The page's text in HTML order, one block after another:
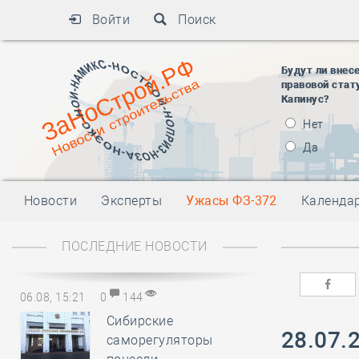
Войти Поиск
Будут ли
правовой
Капинус?
Нет
Да
Новости Эксперты Ужасы ФЗ-372
ПОСЛЕДНИЕ НОВОСТИ
06.08, 15:21 0 144
Сибирские
саморегуляторы